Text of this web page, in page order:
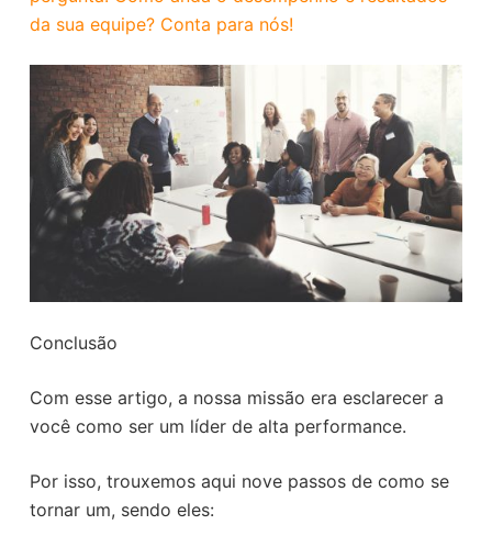
da sua equipe? Conta para nós!
Conclusão
Com esse artigo, a nossa missão era esclarecer a
você como ser um líder de alta performance.
Por isso, trouxemos aqui nove passos de como se
tornar um, sendo eles: